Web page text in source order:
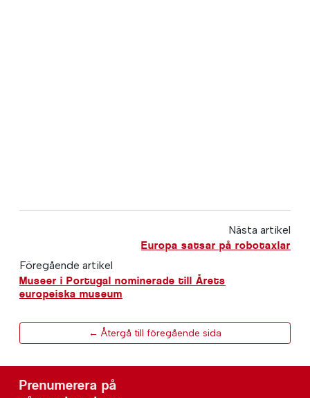
Nästa artikel
Europa satsar på robotaxlar
Föregående artikel
Museer i Portugal nominerade till Årets
europeiska museum
← Återgå till föregående sida
Prenumerera på